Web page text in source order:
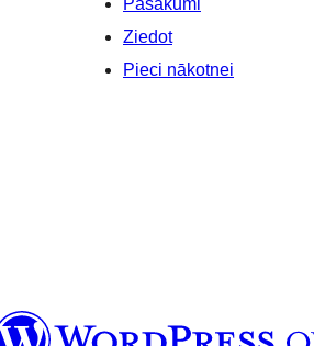
Pasākumi
Ziedot
Pieci nākotnei